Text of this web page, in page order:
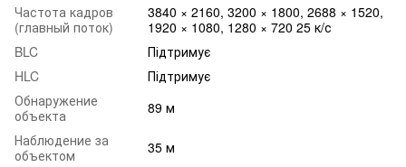
Частота кадров
(главный поток)
3840 × 2160, 3200 × 1800, 2688 × 1520,
1920 × 1080, 1280 × 720 25 к/с
BLC
Підтримує
HLC
Підтримує
Обнаружение
объекта
89 м
Наблюдение за
объектом
35 м